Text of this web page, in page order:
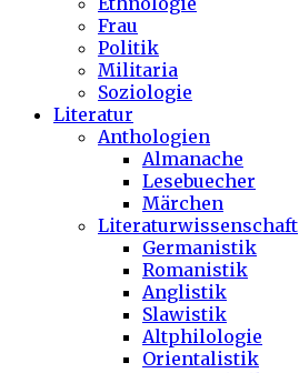
Frau
Politik
Militaria
Soziologie
Literatur
Anthologien
Almanache
Lesebuecher
Märchen
Literaturwissenschaft
Germanistik
Romanistik
Anglistik
Slawistik
Altphilologie
Orientalistik